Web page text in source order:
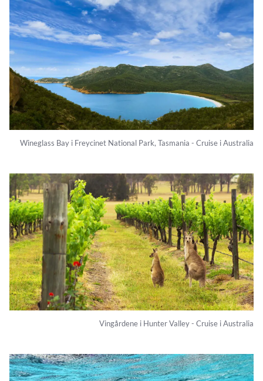
Wineglass Bay i Freycinet National Park, Tasmania - Cruise i Australia
Vingårdene i Hunter Valley - Cruise i Australia